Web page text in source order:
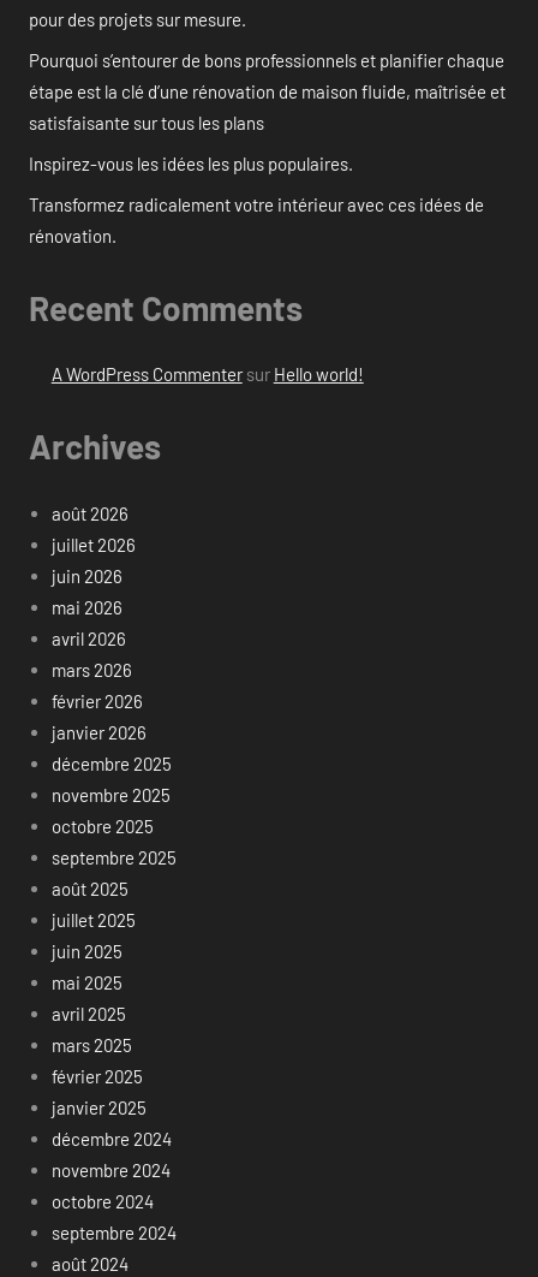
pour des projets sur mesure.
Pourquoi s’entourer de bons professionnels et planifier chaque
étape est la clé d’une rénovation de maison fluide, maîtrisée et
satisfaisante sur tous les plans
Inspirez-vous les idées les plus populaires.
Transformez radicalement votre intérieur avec ces idées de
rénovation.
Recent Comments
A WordPress Commentersur Hello world!
Archives
août 2026
juillet 2026
juin 2026
mai 2026
avril 2026
mars 2026
février 2026
janvier 2026
décembre 2025
novembre 2025
octobre 2025
septembre 2025
août 2025
juillet 2025
juin 2025
mai 2025
avril 2025
mars 2025
février 2025
janvier 2025
décembre 2024
novembre 2024
octobre 2024
septembre 2024
août 2024